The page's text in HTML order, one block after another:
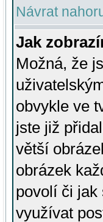
Návrat
Jak
Možná, že
obvykle ve
jste již
větší
obrázek
povolí či jak
využívat